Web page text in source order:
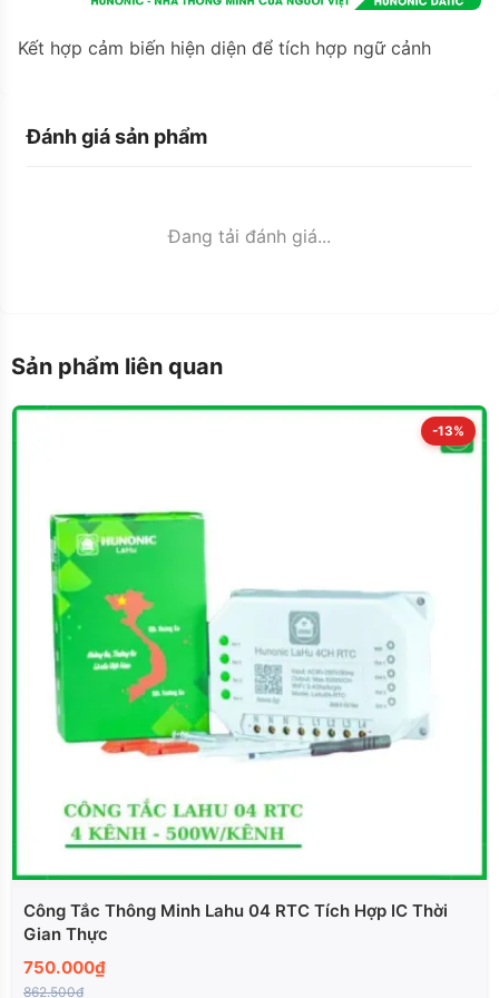
Kết hợp cảm biến hiện diện để tích hợp ngữ cảnh
Đánh giá sản phẩm
Đang tải đánh giá...
Sản phẩm liên quan
-13%
Công Tắc Thông Minh Lahu 04 RTC Tích Hợp IC Thời
Gian Thực
750.000₫
862.500₫